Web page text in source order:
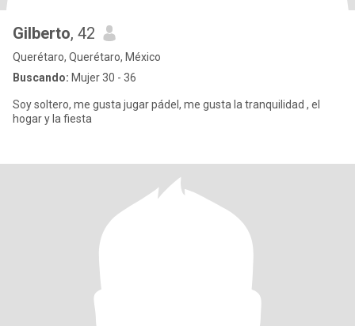
Gilberto, 42
Querétaro, Querétaro, México
Buscando: Mujer 30 - 36
Soy soltero, me gusta jugar pádel, me gusta la tranquilidad , el
hogar y la fiesta